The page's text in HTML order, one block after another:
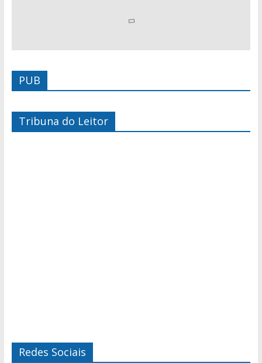
PUB
Tribuna do Leitor
Redes Sociais